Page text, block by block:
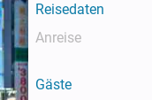
Reisedaten
Gäste